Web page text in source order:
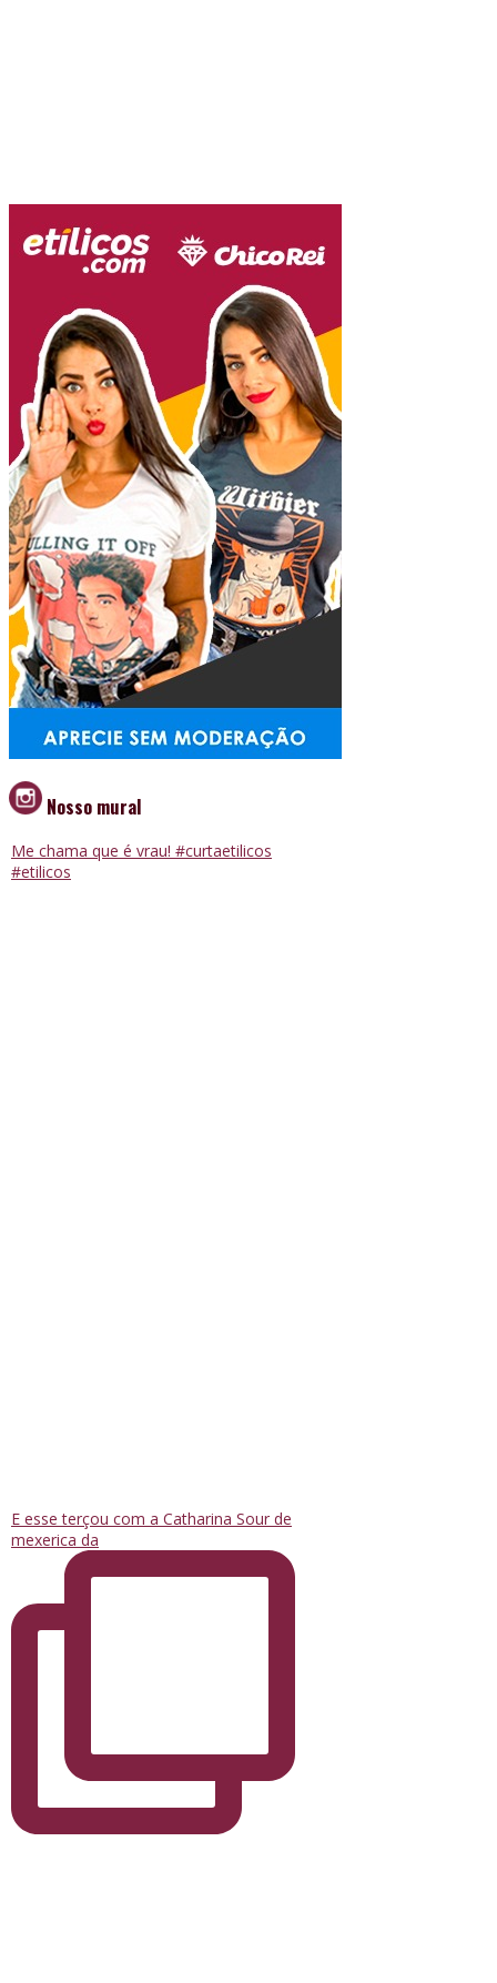
Nosso mural
Me chama que é vrau! #curtaetilicos
#etilicos
E esse terçou com a Catharina Sour de
mexerica da